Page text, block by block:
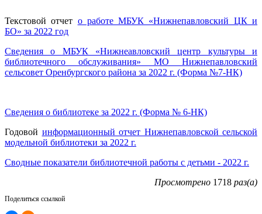
Текстовой отчет о работе МБУК «Нижнепавловский ЦК и
БО» за 2022 год
Сведения о МБУК «Нижнеавловский центр культуры и
библиотечного обслуживания» МО Нижнепавловский
сельсовет Оренбургского района за 2022 г. (Форма №7-НК)
Сведения о библиотеке за 2022 г. (Форма № 6-НК)
Годовой информационный отчет Нижнепавловской сельской
модельной библиотеки за 2022 г.
Сводные показатели библиотечной работы с детьми - 2022 г.
Просмотрено 1718 раз(а)
Поделиться ссылкой